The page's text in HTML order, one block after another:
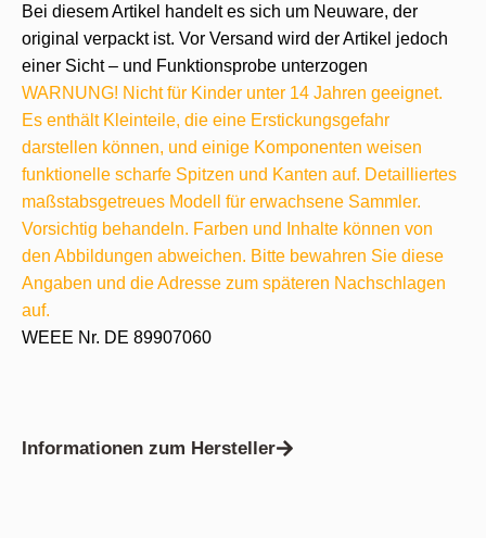
Bei diesem Artikel handelt es sich um Neuware, der
original verpackt ist. Vor Versand wird der Artikel jedoch
einer Sicht – und Funktionsprobe unterzogen
WARNUNG! Nicht für Kinder unter 14 Jahren geeignet.
Es enthält Kleinteile, die eine Erstickungsgefahr
darstellen können, und einige Komponenten weisen
funktionelle scharfe Spitzen und Kanten auf. Detailliertes
maßstabsgetreues Modell für erwachsene Sammler.
Vorsichtig behandeln. Farben und Inhalte können von
den Abbildungen abweichen. Bitte bewahren Sie diese
Angaben und die Adresse zum späteren Nachschlagen
auf.
WEEE Nr. DE 89907060
Informationen zum Hersteller